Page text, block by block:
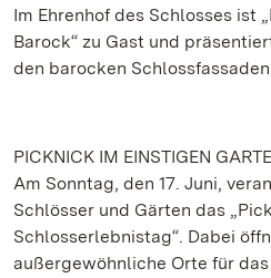
Im Ehrenhof des Schlosses ist
Barock“ zu Gast und
den barocken
PICKNICK IM EINSTIGEN
Am Sonntag, den 17. Juni,
Schlösser und Gärten das
Schlosserlebnistag“. Dabei
außergewöhnliche Orte für